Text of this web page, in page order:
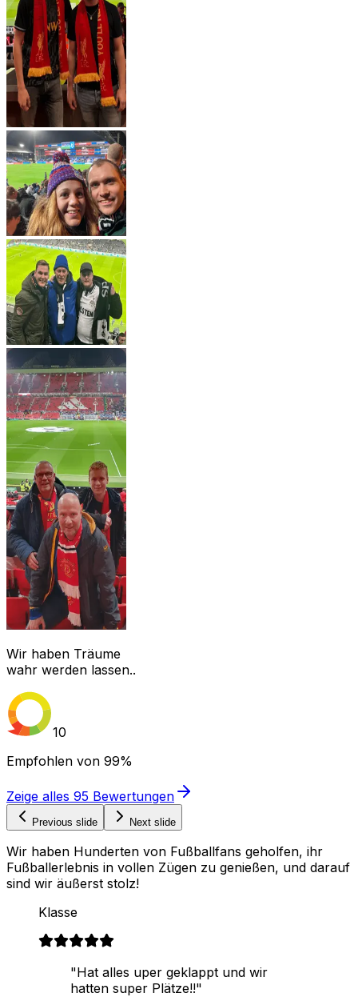
Wir haben Träume
wahr werden lassen..
10
Empfohlen von 99%
Zeige alles 95 Bewertungen
Previous slide Next slide
Wir haben Hunderten von Fußballfans geholfen, ihr
Fußballerlebnis in vollen Zügen zu genießen, und darauf
sind wir äußerst stolz!
Klasse
"Hat alles uper geklappt und wir
hatten super Plätze!!"